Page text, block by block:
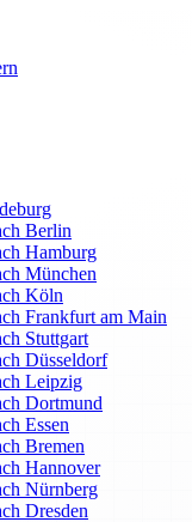
Berlin
Hamburg
München
Köln
Frankfurt am Main
Stuttgart
Düsseldorf
Leipzig
Dortmund
Essen
Bremen
Hannover
Nürnberg
Dresden